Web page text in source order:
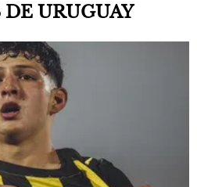
URUGUAY